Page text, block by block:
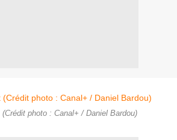
photo : Canal+ / Daniel Bardou)